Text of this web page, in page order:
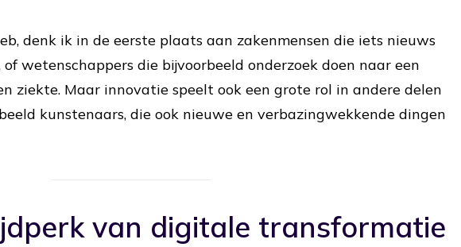
denk ik in de eerste plaats aan zakenmensen die iets nieuws
wetenschappers die bijvoorbeeld onderzoek doen naar een
ziekte. Maar innovatie speelt ook een grote rol in andere delen
kunstenaars, die ook nieuwe en verbazingwekkende dingen
van digitale transformatie